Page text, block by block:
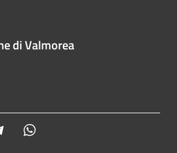
di Valmorea
Telegram